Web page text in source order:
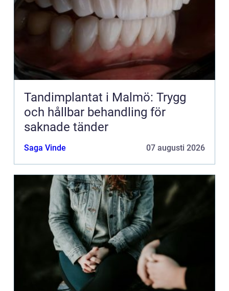
Tandimplantat i Malmö: Trygg
och hållbar behandling för
saknade tänder
Saga Vinde 07 augusti 2026